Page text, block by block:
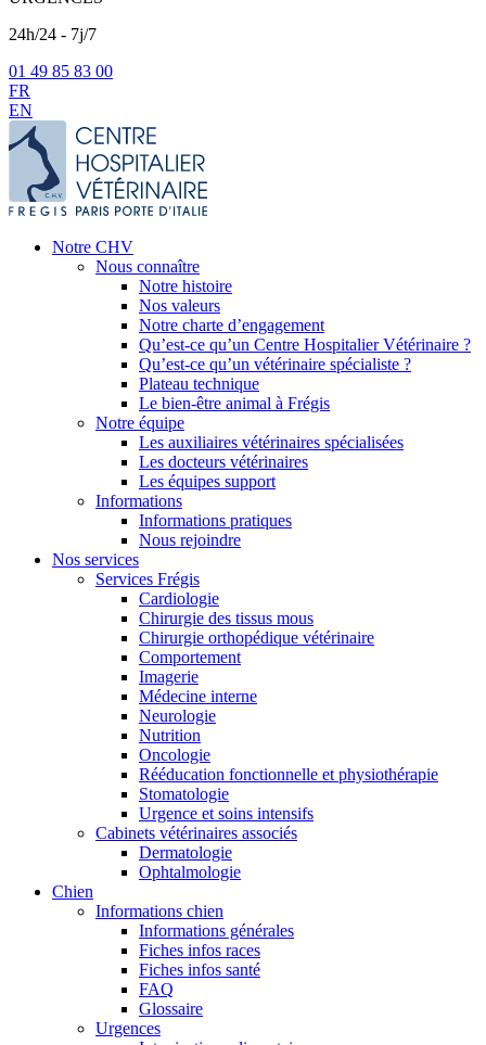
24h/24 - 7j/7
01 49 85 83 00
FR
EN
Notre CHV
Nous connaître
Notre histoire
Nos valeurs
Notre charte d’engagement
Qu’est-ce qu’un Centre Hospitalier Vétérinaire ?
Qu’est-ce qu’un vétérinaire spécialiste ?
Plateau technique
Le bien-être animal à Frégis
Notre équipe
Les auxiliaires vétérinaires spécialisées
Les docteurs vétérinaires
Les équipes support
Informations
Informations pratiques
Nous rejoindre
Nos services
Services Frégis
Cardiologie
Chirurgie des tissus mous
Chirurgie orthopédique vétérinaire
Comportement
Imagerie
Médecine interne
Neurologie
Nutrition
Oncologie
Rééducation fonctionnelle et physiothérapie
Stomatologie
Urgence et soins intensifs
Cabinets vétérinaires associés
Dermatologie
Ophtalmologie
Chien
Informations chien
Informations générales
Fiches infos races
Fiches infos santé
FAQ
Glossaire
Urgences